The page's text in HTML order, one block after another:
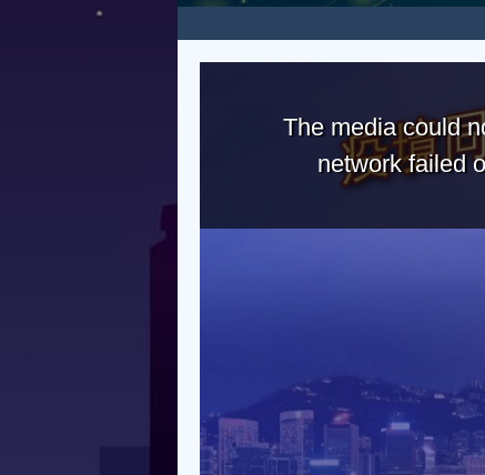
The media could
network failed